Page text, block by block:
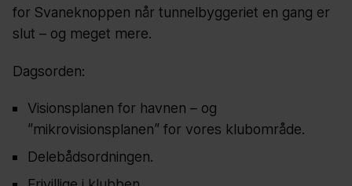
for Svaneknoppen når tunnelbyggeriet en gang er
slut – og meget mere.
Dagsorden:
Visionsplanen for havnen – og
”mikrovisionsplanen” for vores klubområde.
Delebådsordningen.